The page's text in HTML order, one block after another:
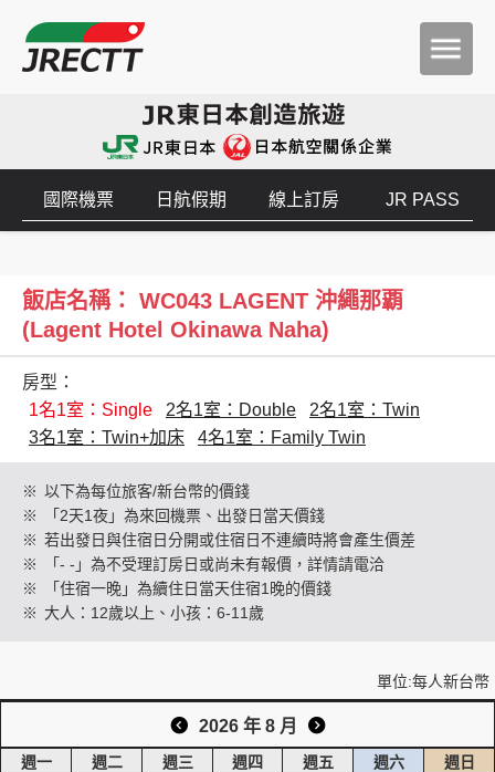
創造旅遊
國際機票 日航假期 線上訂房 JR PASS
飯店名稱： WC043 LAGENT 沖繩那覇
(Lagent Hotel Okinawa Naha)
房型：
1名1室：Single
2名1室：Double
2名1室：Twin
3名1室：Twin+加床
4名1室：Family Twin
※ 以下為每位旅客/新台幣的價錢
※
「2天1夜」為來回機票、出發日當天價錢
※ 若出發日與住宿日分開或住宿日不連續時將會產生價差
※
「- -」為不受理訂房日或尚未有報價，詳情請電洽
※
「住宿一晚」為續住日當天住宿1晚的價錢
※ 大人：12歲以上、小孩：6-11歲
單位:每人新台幣
2026 年 8 月
週一 週二 週三 週四 週五 週六 週日